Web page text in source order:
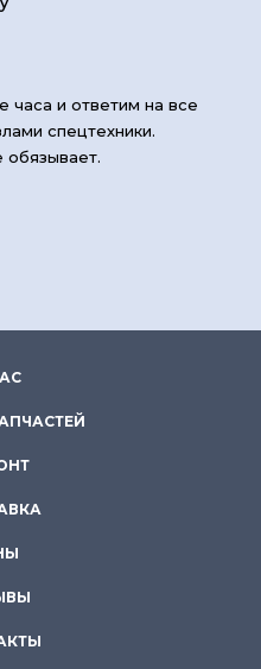
часа и ответим на все
спецтехники.
обязывает.